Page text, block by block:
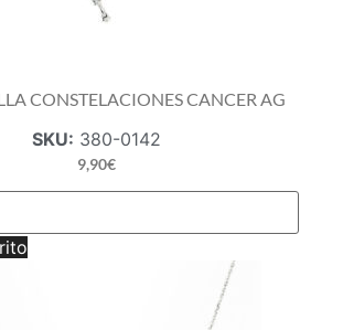
CONSTELACIONES CANCER AG
SKU: 380-0142
9,90€